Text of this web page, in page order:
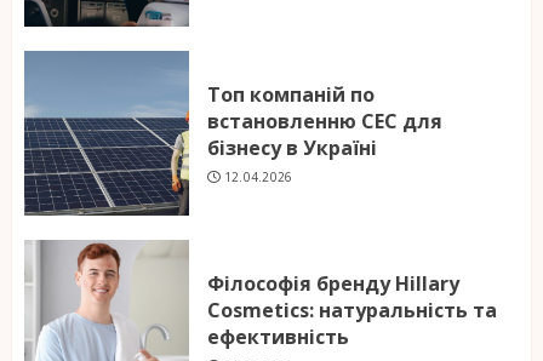
Топ компаній по
встановленню СЕС для
бізнесу в Україні
12.04.2026
Філософія бренду Hillary
Cosmetics: натуральність та
ефективність